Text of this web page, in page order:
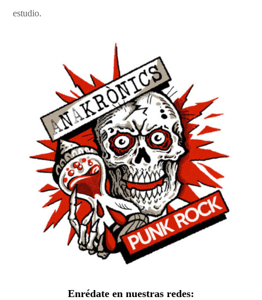
estudio.
Enrédate en nuestras redes: